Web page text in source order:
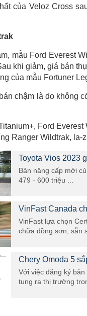
của Veloz Cross
mẫu Ford Everest
khi giảm, giá bán
của mẫu Fortuner
chậm là do không
Ford
Ranger Wildtrak,
Toyota Vios 2023
Bản nâng cấp mới
479 - 600 triệu ...
VinFast Canada
VinFast lựa chọn
chữa đồng sơn, sẵn
Chery Omoda 5
Với việc đăng ký
tung ra thị trường